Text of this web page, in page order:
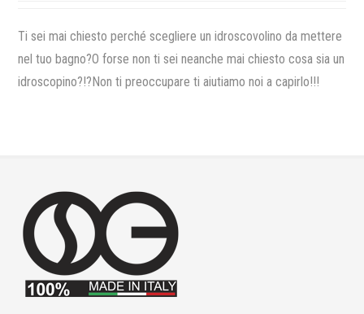
Ti sei mai chiesto perché scegliere un idroscovolino da mettere
nel tuo bagno?O forse non ti sei neanche mai chiesto cosa sia un
idroscopino?!?Non ti preoccupare ti aiutiamo noi a capirlo!!!